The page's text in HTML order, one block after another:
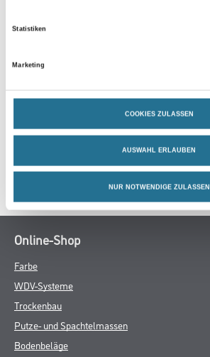
Statistiken
Marketing
COOKIES ZULASSEN
AUSWAHL ERLAUBEN
NUR NOTWENDIGE ZULASSEN
ZUSATZINFOS
SPEZIFIKATIONEN
Online-Shop
Farbe
WDV-Systeme
Trockenbau
Putze- und Spachtelmassen
Bodenbeläge